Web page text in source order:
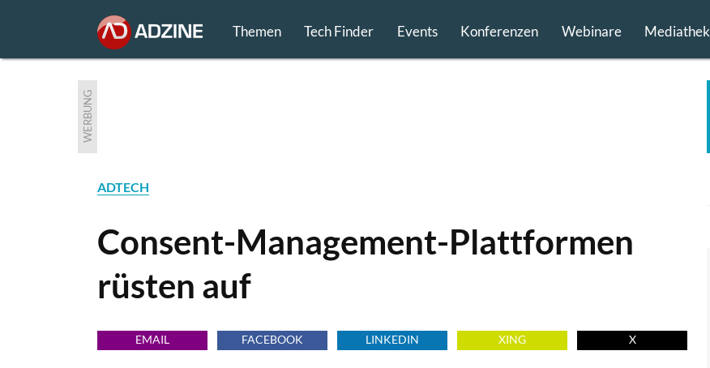
Themen Tech Finder Events Konferenzen Webinare Mediathek
WERBUNG
ADTECH
Consent-Management-Plattformen
rüsten auf
EMAIL FACEBOOK LINKEDIN XING X